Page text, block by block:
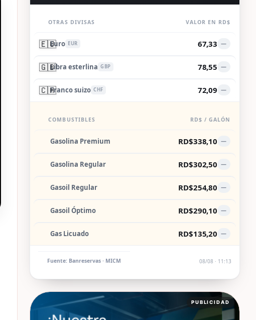
OTRAS DIVISAS VALOR EN RD$
🇪🇺Euro EUR 67,33 —
🇬🇧Libra esterlina GBP 78,55 —
🇨🇭Franco suizo CHF 72,09 —
COMBUSTIBLES RD$ / GALÓN
Gasolina Premium RD$338,10 —
Gasolina Regular RD$302,50 —
Gasoil Regular RD$254,80 —
Gasoil Óptimo RD$290,10 —
Gas Licuado RD$135,20 —
Fuente: Banreservas · MICM 08/08 · 11:13
PUBLICIDAD